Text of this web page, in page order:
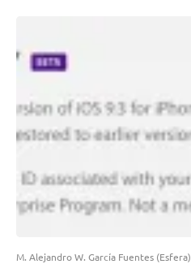
M. Alejandro W. García Fuentes (Esfera)